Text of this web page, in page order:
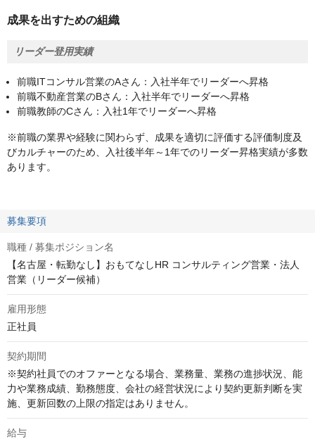
成果を出すための組織
リーダー登用実績
前職ITコンサル営業のAさん：入社半年でリーダーへ昇格
前職不動産営業のBさん：入社半年でリーダーへ昇格
前職教師のCさん：入社1年でリーダーへ昇格
※前職の業界や経験に関わらず、成果を適切に評価する評価制度及
びカルチャーのため、入社後半年～1年でのリーダー昇格実績が多数
あります。
募集要項
職種 / 募集ポジション名
【名古屋・転勤なし】おもてなしHR コンサルティング営業・法人
営業（リーダー候補）
雇用形態
正社員
契約期間
※契約社員でのオファーとなる場合、業務量、業務の進捗状況、能
力や業務成績、勤務態度、会社の経営状況により契約更新判断を実
施、更新回数の上限の指定はありません。
給与